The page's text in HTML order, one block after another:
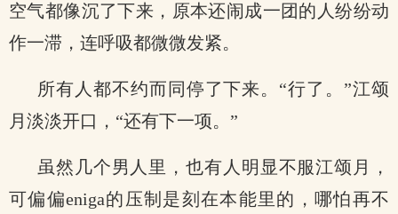
空气都像沉了下来，原本还闹成一团的人纷纷动
作一滞，连呼吸都微微发紧。
所有人都不约而同停了下来。“行了。”江颂
月淡淡开口，“还有下一项。”
虽然几个男人里，也有人明显不服江颂月，
可偏偏eniga的压制是刻在本能里的，哪怕再不